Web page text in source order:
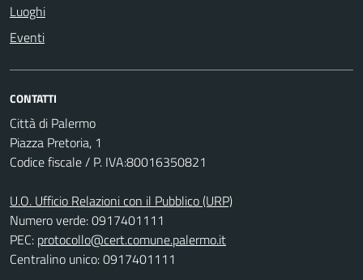
Luoghi
Eventi
CONTATTI
Città di Palermo
Piazza Pretoria, 1
Codice fiscale / P. IVA:80016350821
U.O. Ufficio Relazioni con il Pubblico (URP)
Numero verde: 0917401111
PEC: protocollo@cert.comune.palermo.it
Centralino unico: 0917401111